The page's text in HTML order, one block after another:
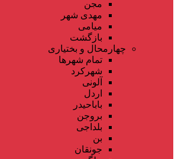
مجن
مهدی شهر
میامی
بازگشت
چهارمحال و بختیاری
تمام شهر‌ها
شهرکرد
آلونی
اردل
باباحیدر
بروجن
بلداجی
بن
جونقان